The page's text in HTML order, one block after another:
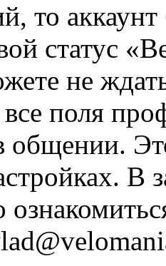
то
статус
не
все поля
общении.
В